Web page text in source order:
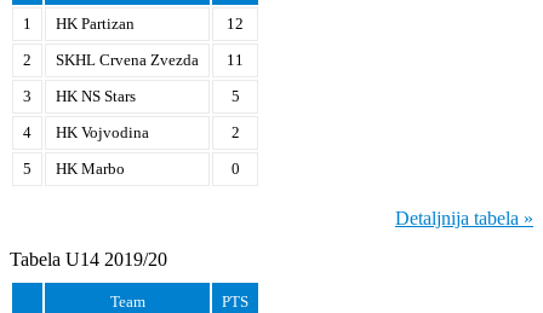
1 HK Partizan
12
2
SKHL Crvena Zvezda
11
3
HK NS Stars
5
4
HK Vojvodina
2
5
HK Marbo 0
Detaljnija tabela »
Tabela U14 2019/20
Team PTS